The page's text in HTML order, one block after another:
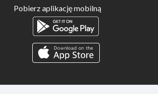
Pobierz aplikację mobilną